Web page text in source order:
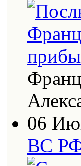
06
ВС РФ